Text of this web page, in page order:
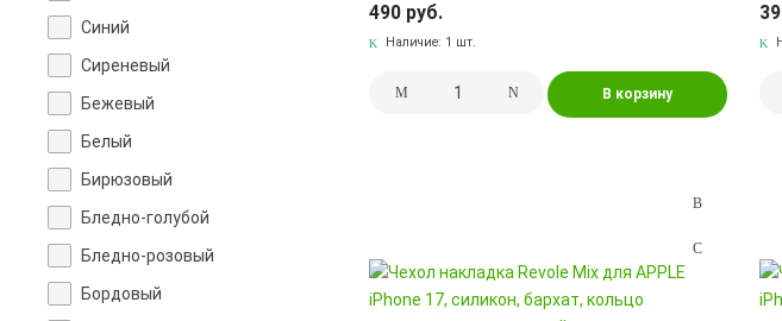
Cиний
Cиреневый
Бежевый
Белый
Бирюзовый
Бледно-голубой
Бледно-розовый
Бордовый
490 руб.
Наличие: 1 шт.
В корзину